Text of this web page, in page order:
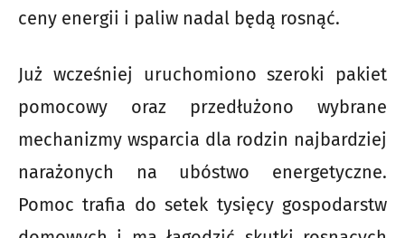
ceny energii i paliw nadal będą rosnąć.
Już wcześniej uruchomiono szeroki pakiet
pomocowy oraz przedłużono wybrane
mechanizmy wsparcia dla rodzin najbardziej
narażonych na ubóstwo energetyczne.
Pomoc trafia do setek tysięcy gospodarstw